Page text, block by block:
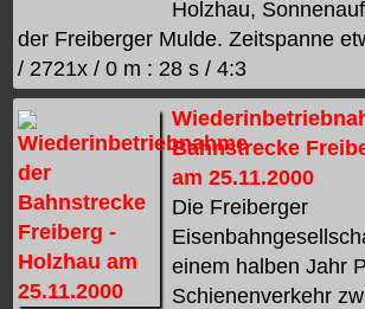
Holzhau,
der Freiberger Mulde. Zeitspanne
/ 2721x / 0 m : 28 s / 4:3
Bahnstrecke
am 25.11.2000
Die Freiberger
einem halben Jahr
Schienenverkehr